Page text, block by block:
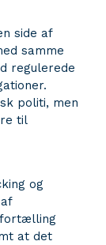
side af
samme
regulerede
politi, men
til
og
fortælling
at det